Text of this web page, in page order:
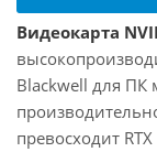
Видеокарта
Blackwell для ПК
превосходит